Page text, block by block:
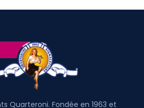
Quarteroni. Fondée en 1963 et